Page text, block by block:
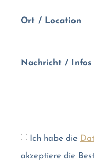
Ort / Location
Nachricht / Infos
Ich habe die
akzeptiere die